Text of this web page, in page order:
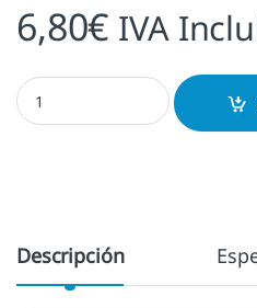
6,80€ IVA
Tinta Canary cantidad
Descripción